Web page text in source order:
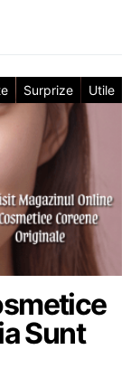
Surprize Utile
Sunt